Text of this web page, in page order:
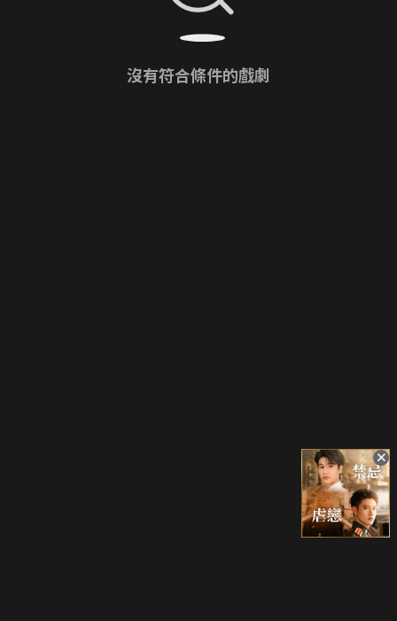
沒有符合條件的戲劇